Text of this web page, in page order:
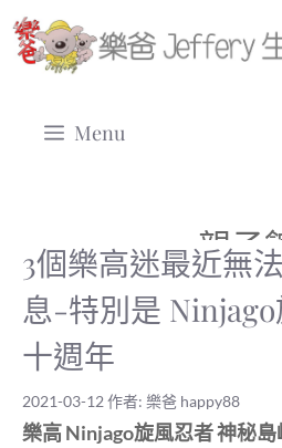
跳
至
Menu
親子
3個樂高迷最近無
息-特別是
十週年
2021-03-12 作者: 樂爸 happy88
樂高 Ninjago旋風忍者 神秘